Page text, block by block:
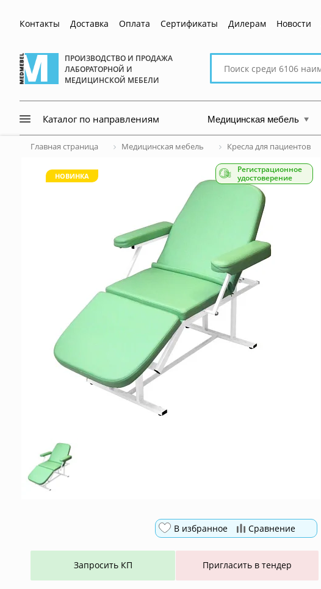
Контакты Доставка Оплата Сертификаты Дилерам Новости
ПРОИЗВОДСТВО И ПРОДАЖА
ЛАБОРАТОРНОЙ И
МЕДИЦИНСКОЙ МЕБЕЛИ
Поиск
сайту
Каталог по направлениям Медицинская мебель
Главная страница Медицинская мебель Кресла для пациентов
НОВИНКА
В избранное Сравнение
Регистрационное
удостоверение
Запросить КП Пригласить в тендер